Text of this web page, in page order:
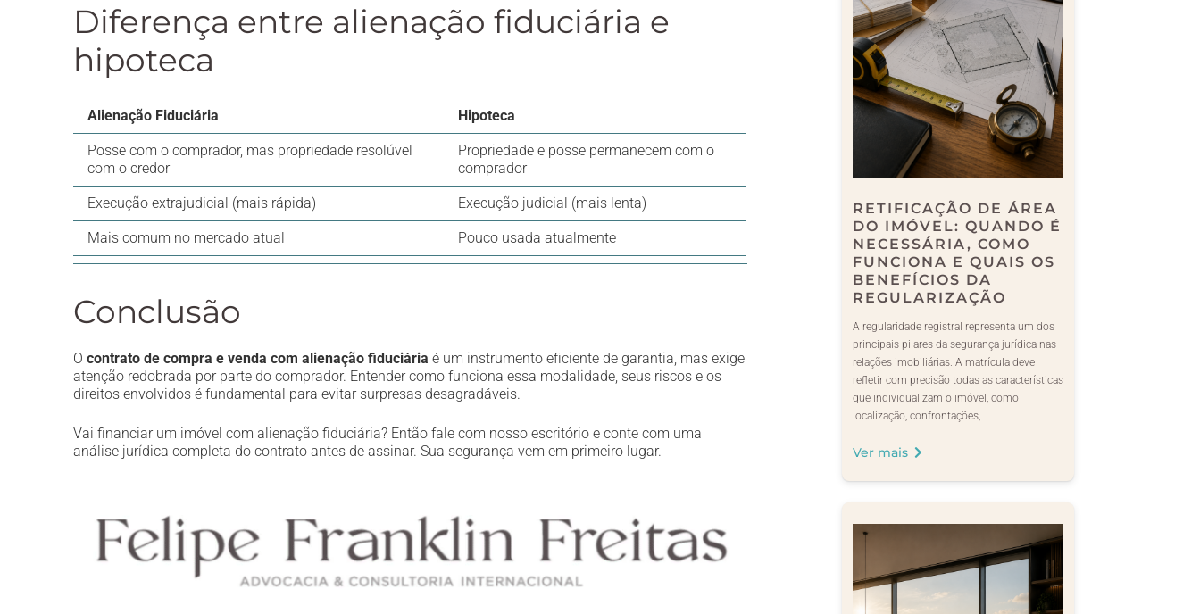
Diferença entre alienação fiduciária e
hipoteca
Alienação Fiduciária Hipoteca
Posse com o comprador, mas propriedade resolúvel
com o credor
Propriedade e posse permanecem com o
comprador
Execução extrajudicial (mais rápida) Execução judicial (mais lenta)
Mais comum no mercado atual Pouco usada atualmente
Conclusão
O contrato de compra e venda com alienação fiduciária é um instrumento eficiente de garantia, mas exige
atenção redobrada por parte do comprador. Entender como funciona essa modalidade, seus riscos e os
direitos envolvidos é fundamental para evitar surpresas desagradáveis.
Vai financiar um imóvel com alienação fiduciária? Então fale com nosso escritório e conte com uma
análise jurídica completa do contrato antes de assinar. Sua segurança vem em primeiro lugar.
RETIFICAÇÃO DE ÁREA
DO IMÓVEL: QUANDO É
NECESSÁRIA, COMO
FUNCIONA E QUAIS OS
BENEFÍCIOS DA
REGULARIZAÇÃO
A regularidade registral representa um dos
principais pilares da segurança jurídica nas
relações imobiliárias. A matrícula deve
refletir com precisão todas as características
que individualizam o imóvel, como
localização, confrontações,…
Ver mais